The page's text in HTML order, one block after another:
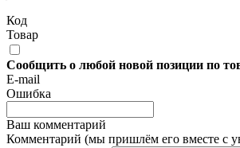
Код
Товар
Сообщить о любой новой позиции по
E-mail
Ошибка
Ваш комментарий
Комментарий (мы пришлём его вместе с